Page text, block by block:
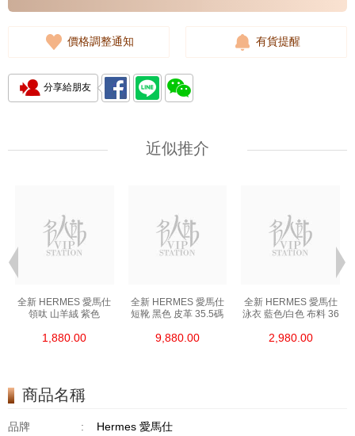
價格調整通知 有貨提醒
分享給朋友
近似推介
全新 HERMES 愛馬仕
領呔 山羊絨 紫色
1,880.00
全新 HERMES 愛馬仕
短靴 黑色 皮革 35.5碼
9,880.00
全新 HERMES 愛馬仕
泳衣 藍色/白色 布料 36
2,980.00
商品名稱
品牌 : Hermes 愛馬仕